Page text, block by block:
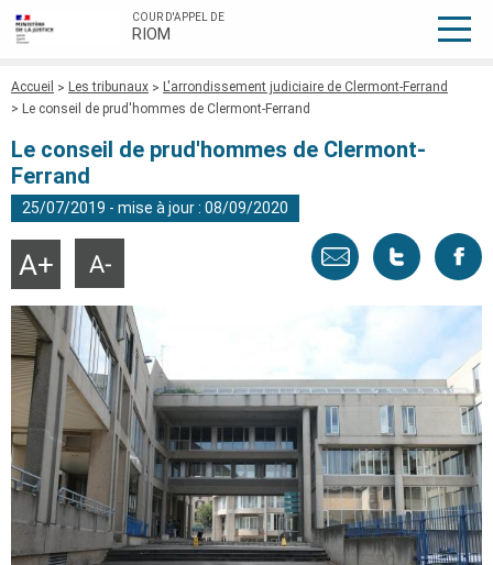
COUR D'APPEL DE
RIOM
Fil
d'Ariane
Accueil Les tribunaux
L'arrondissement judiciaire de Clermont-Ferrand
Le conseil de prud'hommes de Clermont-Ferrand
Le conseil de prud'hommes de Clermont-
Ferrand
25/07/2019 - mise à jour : 08/09/2020
Envoyer Tweeter
Agrandir
taille
du
texte
Réduire
du
texte